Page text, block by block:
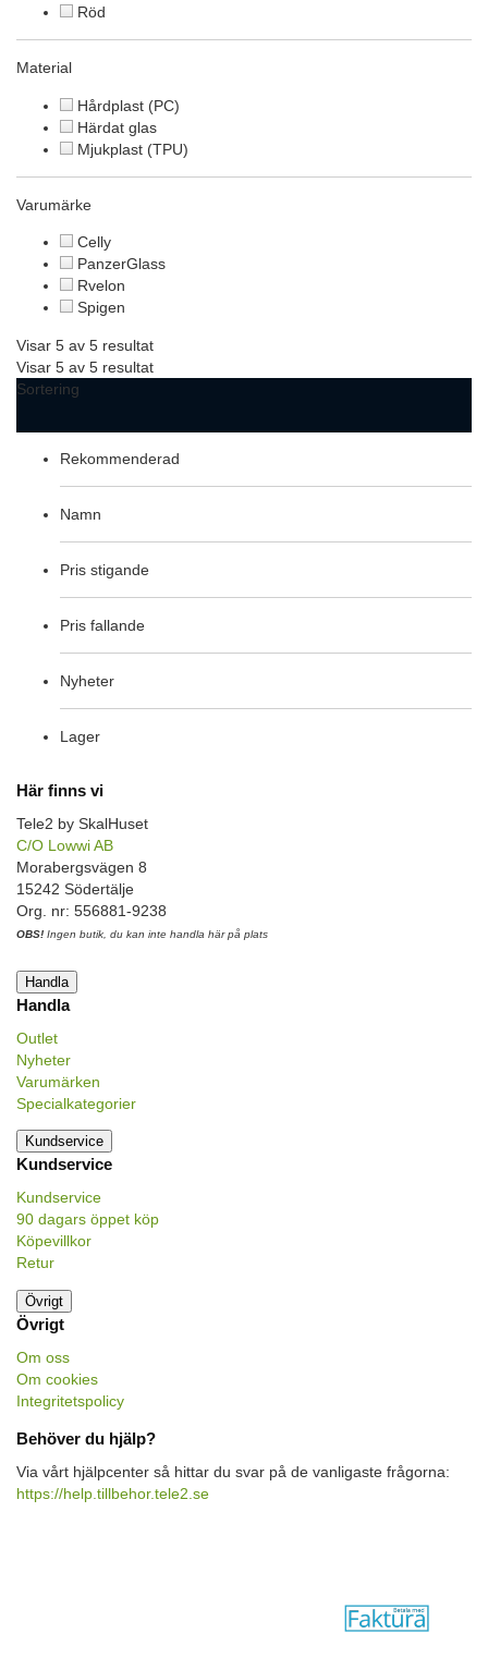
Röd
Material
Hårdplast (PC)
Härdat glas
Mjukplast (TPU)
Varumärke
Celly
PanzerGlass
Rvelon
Spigen
Visar 5 av 5 resultat
Visar 5 av 5 resultat
Sortering
Rekommenderad
Namn
Pris stigande
Pris fallande
Nyheter
Lager
Här finns vi
Tele2 by SkalHuset
C/O Lowwi AB
Morabergsvägen 8
15242 Södertälje
Org. nr: 556881-9238
OBS! Ingen butik, du kan inte handla här på plats
Handla
Handla
Outlet
Nyheter
Varumärken
Specialkategorier
Kundservice
Kundservice
Kundservice
90 dagars öppet köp
Köpevillkor
Retur
Övrigt
Övrigt
Om oss
Om cookies
Integritetspolicy
Behöver du hjälp?
Via vårt hjälpcenter så hittar du svar på de vanligaste frågorna:
https://help.tillbehor.tele2.se